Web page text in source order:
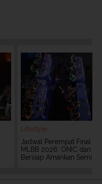
Lifestyle
Jadwal Perempat Final
MLBB 2026: ONIC dan
Bersiap Amankan